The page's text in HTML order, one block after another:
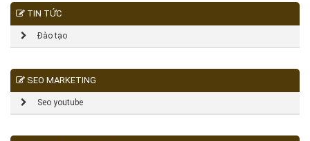
TIN TỨC
Đào tạo
SEO MARKETING
Seo youtube